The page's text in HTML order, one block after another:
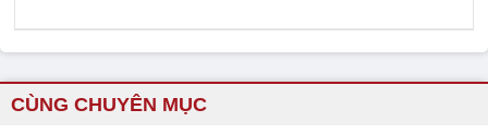
CÙNG CHUYÊN MỤC